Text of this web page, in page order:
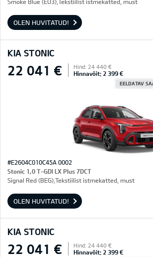
Smoke Blue (EU3),Tekstiilist istmekatted, must
OLEN HUVITATUD!
KIA STONIC
22 041 € Hind: 24 440 €
Hinnavõit: 2 399 €
EELDATAV
#E2604C010C45A 0002
Stonic 1,0 T-GDI LX Plus 7DCT
Signal Red (BEG),Tekstiilist istmekatted, must
OLEN HUVITATUD!
KIA STONIC
22 041 € Hind: 24 440 €
Hinnavõit: 2 399 €